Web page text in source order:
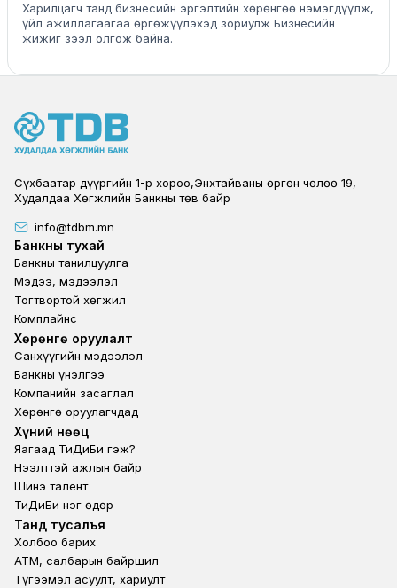
Харилцагч танд бизнесийн эргэлтийн хөрөнгөө нэмэгдүүлж,
үйл ажиллагаагаа өргөжүүлэхэд зориулж Бизнесийн
жижиг зээл олгож байна.
Сүхбаатар дүүргийн 1-р хороо,Энхтайваны өргөн чөлөө 19,
Худалдаа Хөгжлийн Банкны төв байр
info@tdbm.mn
Footer
Банкны тухай
Банкны танилцуулга
Мэдээ, мэдээлэл
Тогтвортой хөгжил
Комплайнс
Footer third
Хөрөнгө оруулалт
Санхүүгийн мэдээлэл
Банкны үнэлгээ
Компанийн засаглал
Хөрөнгө оруулагчдад
Footer second
Хүний нөөц
Яагаад ТиДиБи гэж?
Нээлттэй ажлын байр
Шинэ талент
ТиДиБи нэг өдөр
Footer fourth
Танд тусалъя
Холбоо барих
ATM, салбарын байршил
Түгээмэл асуулт, хариулт